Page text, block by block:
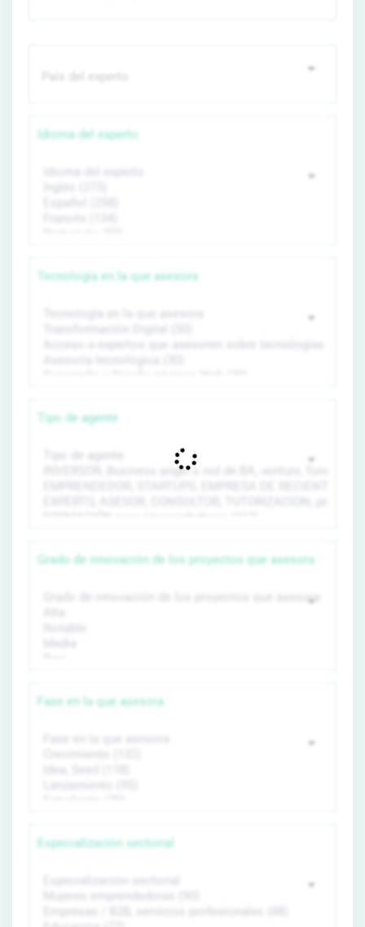
Idioma del experto
Tecnología en la que asesora
Tipo de agente
Grado de innovación de los proyectos que asesora
Fase en la que asesora
Especialización sectorial